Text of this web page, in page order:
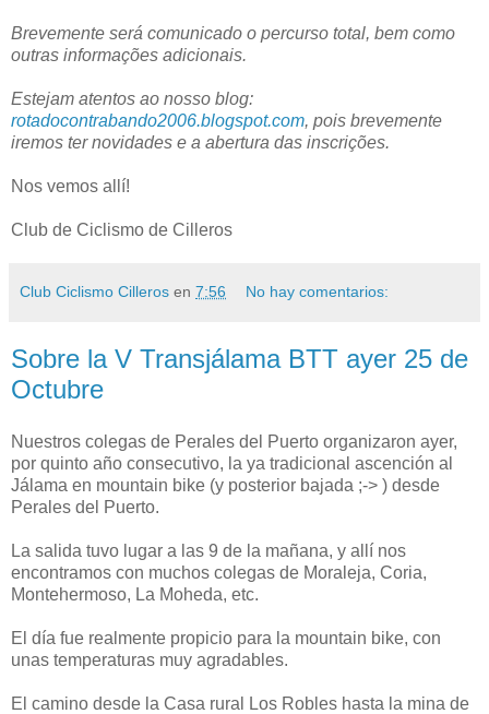
Brevemente será comunicado o percurso total, bem como
outras informações adicionais.
Estejam atentos ao nosso blog:
rotadocontrabando2006.blogspot.com, pois brevemente
iremos ter novidades e a abertura das inscrições.
Nos vemos allí!
Club de Ciclismo de Cilleros
Club Ciclismo Cilleros en 7:56 No hay comentarios:
Sobre la V Transjálama BTT ayer 25 de
Octubre
Nuestros colegas de Perales del Puerto organizaron ayer,
por quinto año consecutivo, la ya tradicional ascención al
Jálama en mountain bike (y posterior bajada ;-> ) desde
Perales del Puerto.
La salida tuvo lugar a las 9 de la mañana, y allí nos
encontramos con muchos colegas de Moraleja, Coria,
Montehermoso, La Moheda, etc.
El día fue realmente propicio para la mountain bike, con
unas temperaturas muy agradables.
El camino desde la Casa rural Los Robles hasta la mina de